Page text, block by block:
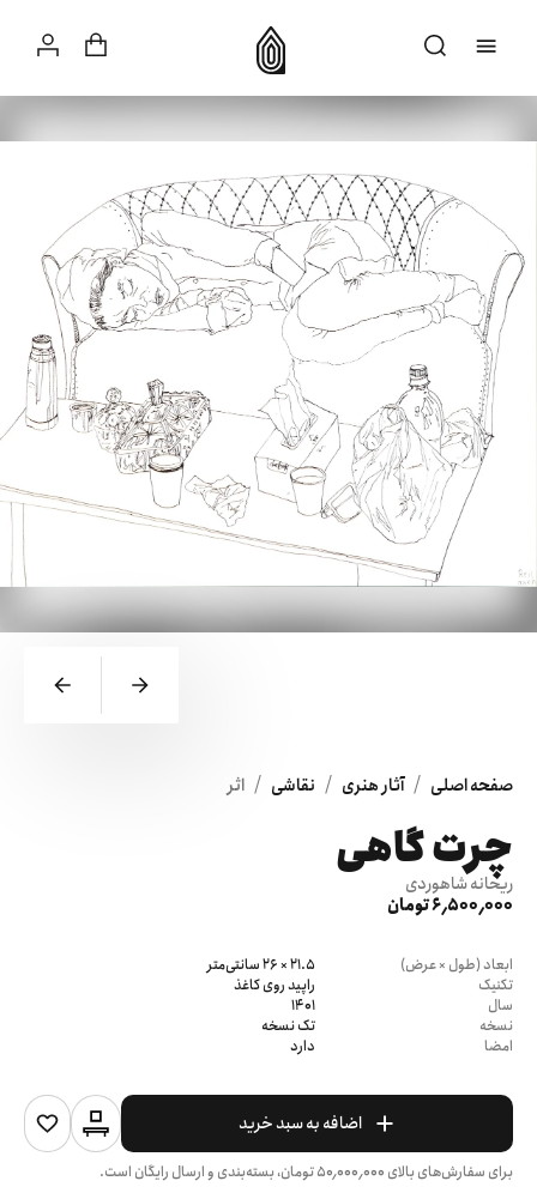
صفحه اصلی / آثار هنری / نقاشی / اثر
چرت گاهی
ریحانه شاهوردی
6٬500٬000 تومان
ابعاد (طول × عرض)
21.5 × 26 سانتی‌متر
تکنیک
راپید روی کاغذ
سال
1401
نسخه
تک نسخه
امضا
دارد
اضافه به سبد خرید
برای سفارش‌های بالای ۵۰٬۰۰۰٬۰۰۰تومان، بسته‌بندی و ارسال رایگان است.